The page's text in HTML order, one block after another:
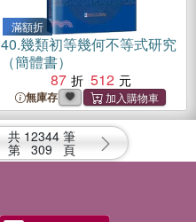
滿額折
40.幾類初等幾何不等式研究
（簡體書）
87
512
無庫存
共 12344 筆
第 309 頁